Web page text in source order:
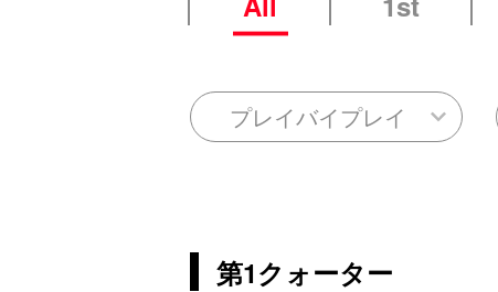
プレイバイプレイ
第1クォーター